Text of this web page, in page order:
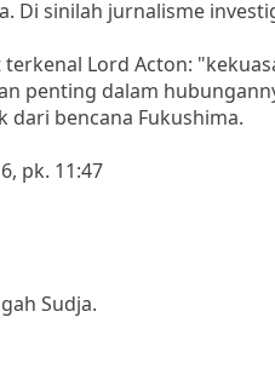
Di sinilah jurnalisme
Lord Acton:
penting dalam
dari bencana Fukushima.
pk. 11:47
Sudja.